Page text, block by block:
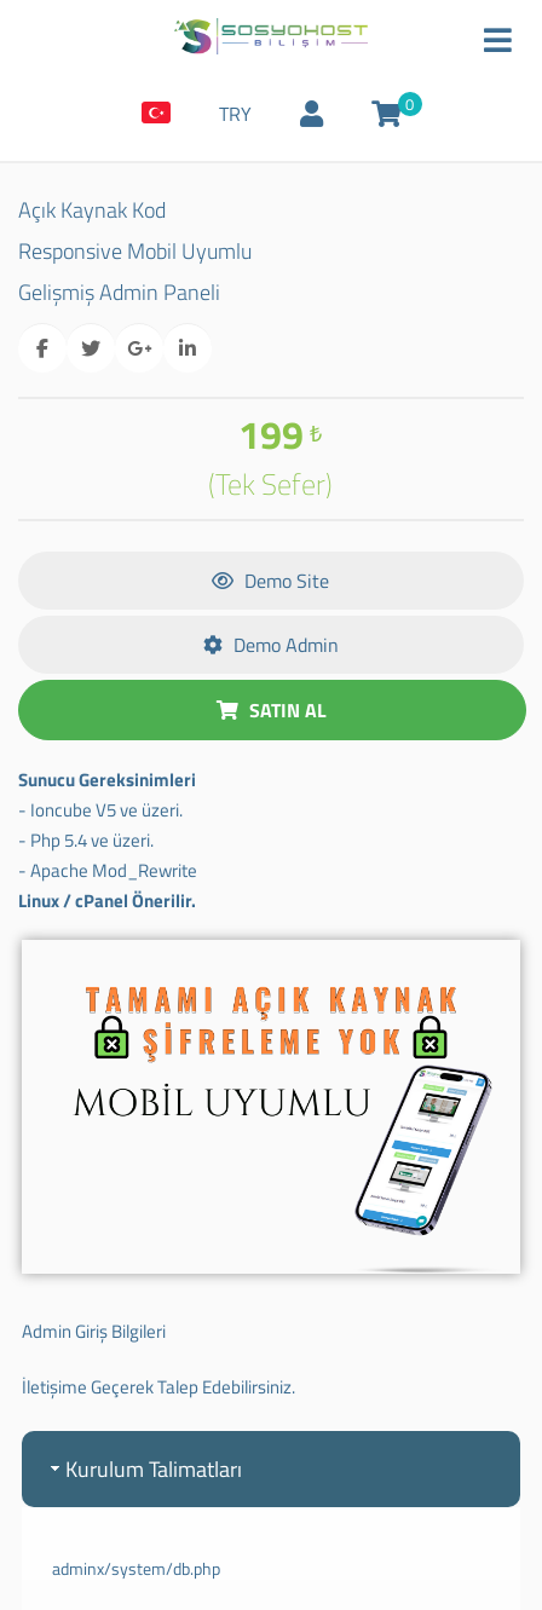
TRY 0
Açık Kaynak Kod
Responsive Mobil Uyumlu
Gelişmiş Admin Paneli
₺
199
(Tek Sefer)
Demo Site
Demo Admin
SATIN AL
Sunucu Gereksinimleri
- Ioncube V5 ve üzeri.
- Php 5.4 ve üzeri.
- Apache Mod_Rewrite
Linux / cPanel Önerilir.
Admin Giriş Bilgileri
İletişime Geçerek Talep Edebilirsiniz.
Kurulum Talimatları
adminx/system/db.php